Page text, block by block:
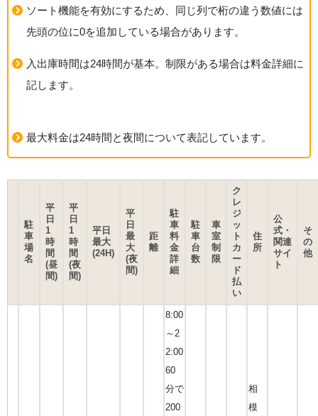
ソート機能を有効にするため、同じ列で桁の違う数値には
先頭の位に0を追加している場合があります。
入出庫時間は24時間が基本。制限がある場合は料金詳細に
記します。
最大料金は24時間と夜間について表記しています。
駐
車
場
名
平
日
1
時
間
(昼
間)
平
日
1
時
間
(夜
間)
平日
最大
(24H)
平
日
最
大
(夜
間)
距
離
駐
車
料
金
詳
細
駐
車
台
数
車
室
制
限
ク
レ
ジ
ッ
ト
カ
ー
ド
払
い
住
所
公
式・
関連
サイ
ト
そ
の
他
8:00
～2
2:00
60
分で
200
相
模